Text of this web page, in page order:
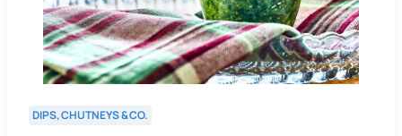
DIPS, CHUTNEYS & CO.